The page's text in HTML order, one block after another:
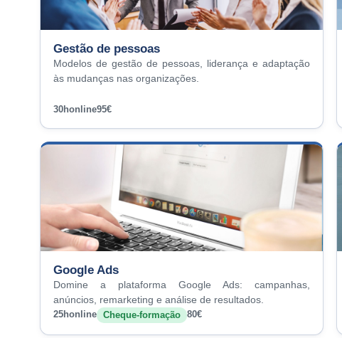
Gestão de pessoas
Modelos de gestão de pessoas, liderança e adaptação
às mudanças nas organizações.
30honline95€
Google Ads
Domine a plataforma Google Ads: campanhas,
anúncios, remarketing e análise de resultados.
25honline Cheque-formação 80€